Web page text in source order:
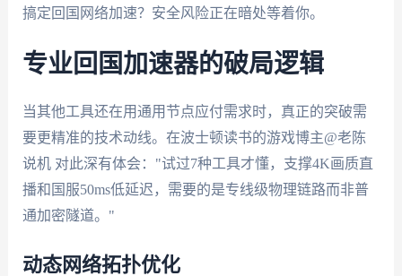
搞定回国网络加速？安全风险正在暗处等着你。
专业回国加速器的破局逻辑
当其他工具还在用通用节点应付需求时，真正的突破需
要更精准的技术动线。在波士顿读书的游戏博主@老陈
说机 对此深有体会："试过7种工具才懂，支撑4K画质直
播和国服50ms低延迟，需要的是专线级物理链路而非普
通加密隧道。"
动态网络拓扑优化